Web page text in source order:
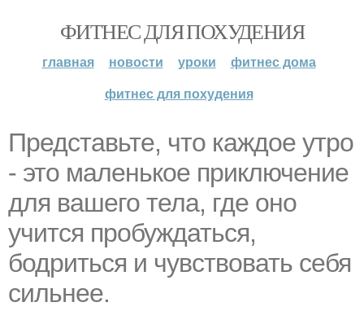
ФИТНЕС ДЛЯ ПОХУДЕНИЯ
главная новости уроки
фитнес дома
фитнес для похудения
Представьте, что каждое утро
- это маленькое приключение
для вашего тела, где оно
учится пробуждаться,
бодриться и чувствовать себя
сильнее.